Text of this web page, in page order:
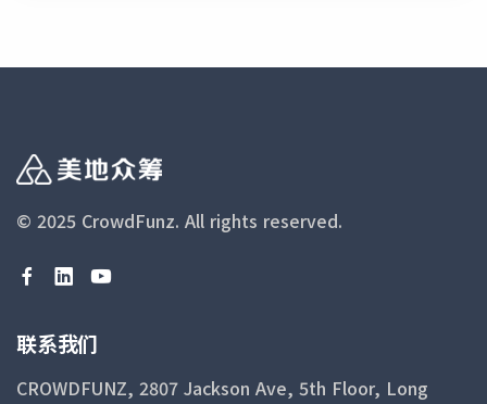
© 2025 CrowdFunz. All rights reserved.
联系我们
CROWDFUNZ, 2807 Jackson Ave, 5th Floor, Long